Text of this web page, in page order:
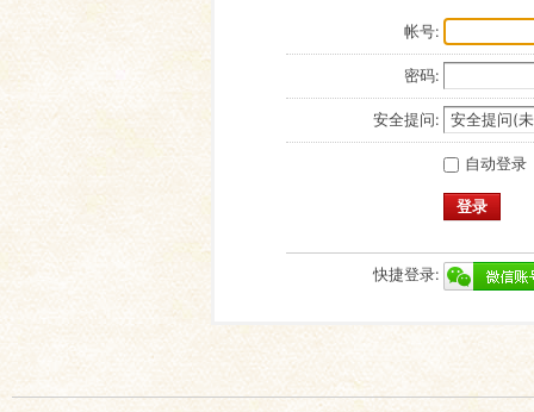
帐号:
密码:
安全提问:
自动登录
登录
快捷登录: